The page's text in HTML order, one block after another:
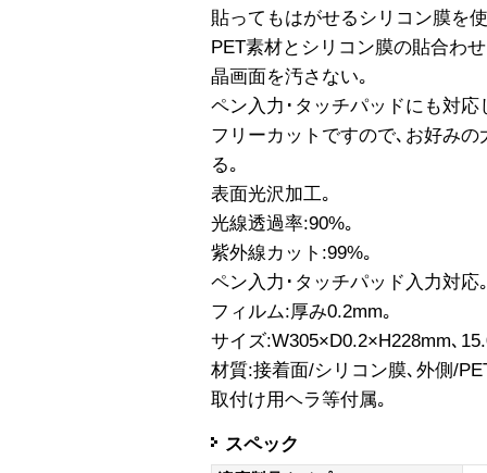
貼ってもはがせるシリコン膜を
PET素材とシリコン膜の貼合わ
晶画面を汚さない｡
ペン入力･タッチパッドにも対応
フリーカットですので､お好み
る｡
表面光沢加工｡
光線透過率:90%｡
紫外線カット:99%｡
ペン入力･タッチパッド入力対応
フィルム:厚み0.2mm｡
サイズ:W305×D0.2×H228mm､
材質:接着面/シリコン膜､外側/
取付け用ヘラ等付属｡
スペック